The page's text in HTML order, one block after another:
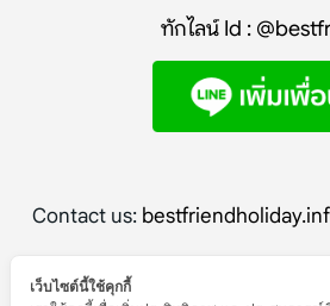
ทักไลน์ Id :
Contact us:
เว็บไซต์นี้ใช้คุกกี้